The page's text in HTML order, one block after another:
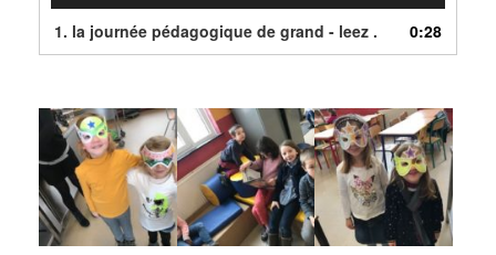
1. la journée pédagogique de grand - leez . 0:28